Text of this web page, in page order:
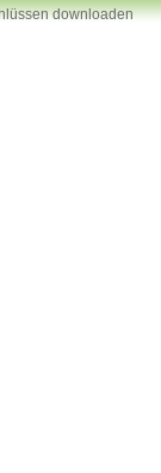
downloaden